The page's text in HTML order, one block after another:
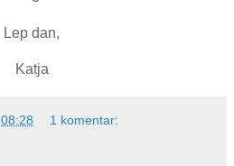
Lep dan,
Katja
08:28 1 komentar: